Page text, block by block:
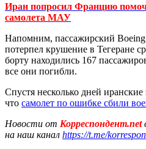
Иран попросил Францию
самолета МАУ
Напомним, пассажирский
потерпел крушение в Тегеране
борту находились 167
все они погибли.
Спустя несколько дней иранские
что самолет по ошибке сбили
Новости от Корреспондент.net
на наш канал https://t.me/